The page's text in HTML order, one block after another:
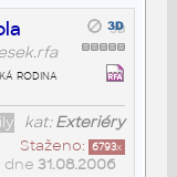
rodina
kat:Exteriéry
Staženo: 6793x
dne 31.08.2006